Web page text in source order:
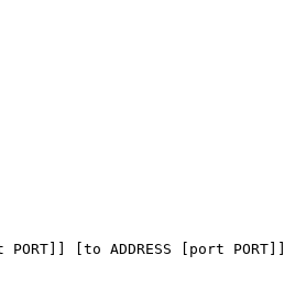
[to ADDRESS [port PORT]]